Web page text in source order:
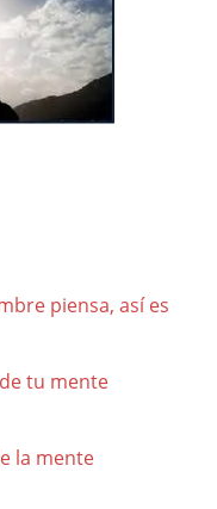
piensa, así es
tu mente
la mente